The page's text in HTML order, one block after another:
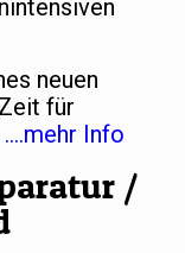
neuen
für
….mehr Info
/